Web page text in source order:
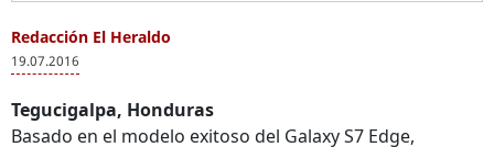
Redacción El Heraldo
19.07.2016
Tegucigalpa, Honduras
Basado en el modelo exitoso del Galaxy S7 Edge,